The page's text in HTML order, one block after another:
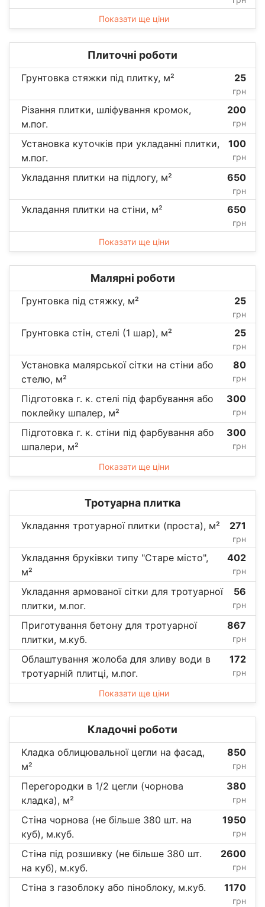
Показати ще ціни
Плиточні роботи
Грунтовка стяжки під плитку, м² 25
грн
Різання плитки, шліфування кромок,
м.пог.
200
грн
Установка куточків при укладанні плитки,
м.пог.
100
грн
Укладання плитки на підлогу, м² 650
грн
Укладання плитки на стіни, м² 650
грн
Показати ще ціни
Малярні роботи
Грунтовка під стяжку, м² 25
грн
Грунтовка стін, стелі (1 шар), м² 25
грн
Установка малярської сітки на стіни або
стелю, м²
80
грн
Підготовка г. к. стелі під фарбування або
поклейку шпалер, м²
300
грн
Підготовка г. к. стіни під фарбування або
шпалери, м²
300
грн
Показати ще ціни
Тротуарна плитка
Укладання тротуарної плитки (проста), м² 271
грн
Укладання бруківки типу "Старе місто",
м²
402
грн
Укладання армованої сітки для тротуарної
плитки, м.пог.
56
грн
Приготування бетону для тротуарної
плитки, м.куб.
867
грн
Облаштування жолоба для зливу води в
тротуарній плитці, м.пог.
172
грн
Показати ще ціни
Кладочні роботи
Кладка облицювальної цегли на фасад,
м²
850
грн
Перегородки в 1/2 цегли (чорнова
кладка), м²
380
грн
Стіна чорнова (не більше 380 шт. на
куб), м.куб.
1950
грн
Стіна під розшивку (не більше 380 шт.
на куб), м.куб.
2600
грн
Стіна з газоблоку або піноблоку, м.куб. 1170
грн